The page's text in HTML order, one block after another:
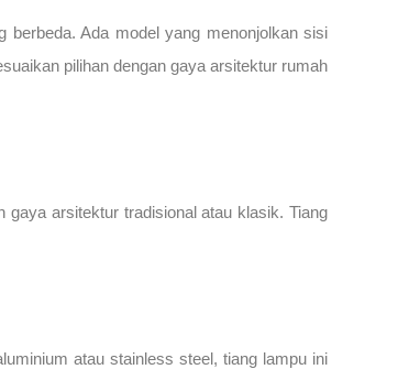
berbeda. Ada model yang menonjolkan sisi
pilihan dengan gaya arsitektur rumah
arsitektur tradisional atau klasik. Tiang
atau stainless steel, tiang lampu ini